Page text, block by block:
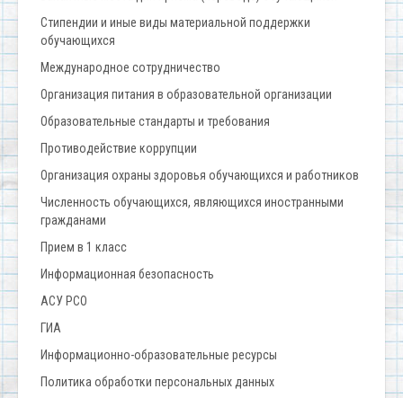
Стипендии и иные виды материальной поддержки
обучающихся
Международное сотрудничество
Организация питания в образовательной организации
Образовательные стандарты и требования
Противодействие коррупции
Организация охраны здоровья обучающихся и работников
Численность обучающихся, являющихся иностранными
гражданами
Прием в 1 класс
Информационная безопасность
АСУ РСО
ГИА
Информационно-образовательные ресурсы
Политика обработки персональных данных